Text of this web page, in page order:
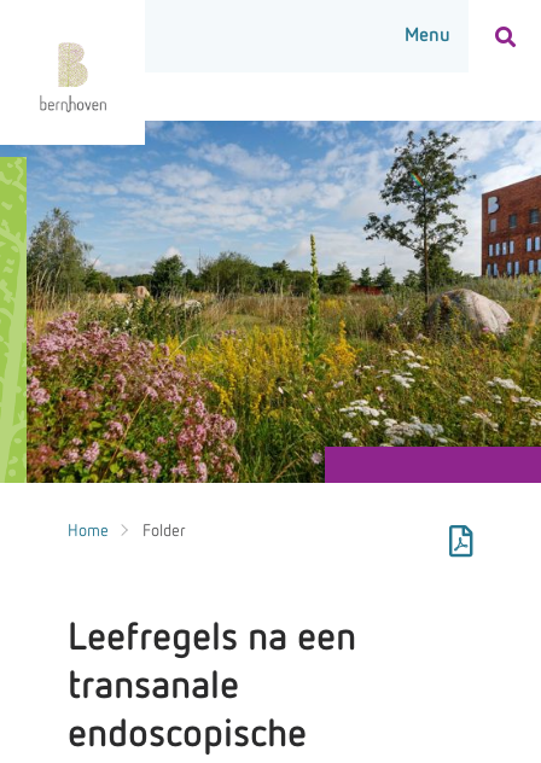
Home Folder
Leefregels na een
transanale
endoscopische